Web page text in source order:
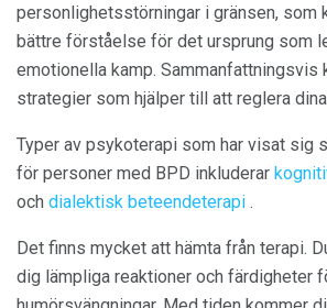
personlighetsstörningar i gränsen, som
bättre förståelse för det ursprung som
emotionella kamp. Sammanfattningsvis
strategier som hjälper till att reglera
Typer av psykoterapi som har visat sig
för personer med BPD inkluderar
och dialektisk beteendeterapi .
Det finns mycket att hämta från terapi.
dig lämpliga reaktioner och färdigheter